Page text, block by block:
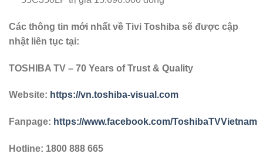
Các thông tin mới nhất về Tivi Toshiba sẽ được cập
nhật liên tục tại:
TOSHIBA TV – 70 Years of Trust & Quality
Website: https://vn.toshiba-visual.com
Fanpage: https://www.facebook.com/ToshibaTVVietnam
Hotline: 1800 888 665